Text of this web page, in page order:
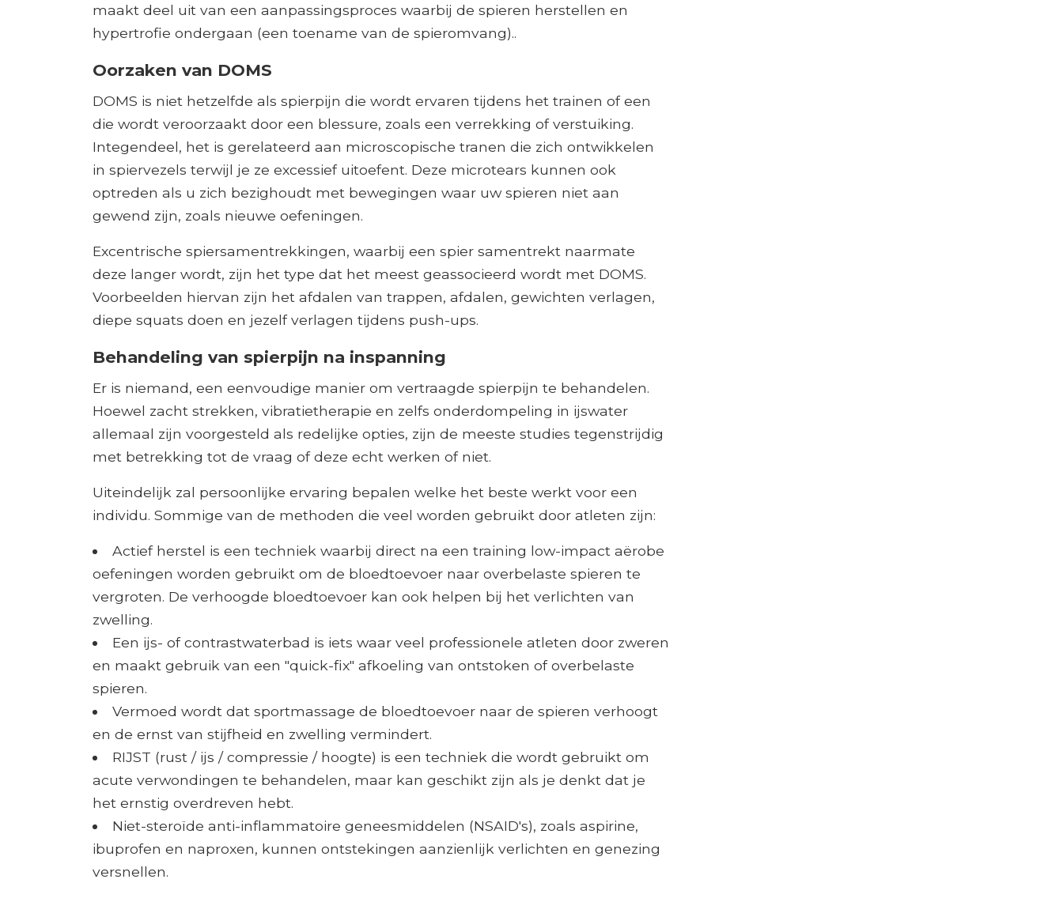
maakt deel uit van een aanpassingsproces waarbij de spieren herstellen en
hypertrofie ondergaan (een toename van de spieromvang)..
Oorzaken van DOMS
DOMS is niet hetzelfde als spierpijn die wordt ervaren tijdens het trainen of een
die wordt veroorzaakt door een blessure, zoals een verrekking of verstuiking.
Integendeel, het is gerelateerd aan microscopische tranen die zich ontwikkelen
in spiervezels terwijl je ze excessief uitoefent. Deze microtears kunnen ook
optreden als u zich bezighoudt met bewegingen waar uw spieren niet aan
gewend zijn, zoals nieuwe oefeningen.
Excentrische spiersamentrekkingen, waarbij een spier samentrekt naarmate
deze langer wordt, zijn het type dat het meest geassocieerd wordt met DOMS.
Voorbeelden hiervan zijn het afdalen van trappen, afdalen, gewichten verlagen,
diepe squats doen en jezelf verlagen tijdens push-ups.
Behandeling van spierpijn na inspanning
Er is niemand, een eenvoudige manier om vertraagde spierpijn te behandelen.
Hoewel zacht strekken, vibratietherapie en zelfs onderdompeling in ijswater
allemaal zijn voorgesteld als redelijke opties, zijn de meeste studies tegenstrijdig
met betrekking tot de vraag of deze echt werken of niet.
Uiteindelijk zal persoonlijke ervaring bepalen welke het beste werkt voor een
individu. Sommige van de methoden die veel worden gebruikt door atleten zijn:
Actief herstel is een techniek waarbij direct na een training low-impact aërobe
oefeningen worden gebruikt om de bloedtoevoer naar overbelaste spieren te
vergroten. De verhoogde bloedtoevoer kan ook helpen bij het verlichten van
zwelling.
Een ijs- of contrastwaterbad is iets waar veel professionele atleten door zweren
en maakt gebruik van een "quick-fix" afkoeling van ontstoken of overbelaste
spieren.
Vermoed wordt dat sportmassage de bloedtoevoer naar de spieren verhoogt
en de ernst van stijfheid en zwelling vermindert.
RIJST (rust / ijs / compressie / hoogte) is een techniek die wordt gebruikt om
acute verwondingen te behandelen, maar kan geschikt zijn als je denkt dat je
het ernstig overdreven hebt.
Niet-steroïde anti-inflammatoire geneesmiddelen (NSAID's), zoals aspirine,
ibuprofen en naproxen, kunnen ontstekingen aanzienlijk verlichten en genezing
versnellen.